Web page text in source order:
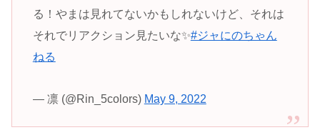
る！やまは見れてないかもしれないけど、それは
それでリアクション見たいな✨#ジャにのちゃん
ねる
— 凛 (@Rin_5colors) May 9, 2022